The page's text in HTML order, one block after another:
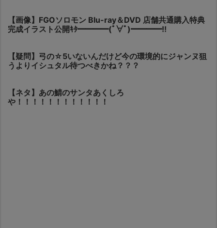
【画像】FGOソロモン Blu-ray＆DVD 店舗共通購入特典
完成イラスト公開ｷﾀ━━━━(ﾟ∀ﾟ)━━━━!!
【疑問】弓の☆5いないんだけど今の環境的にジャンヌ狙
うよりイシュタル待つべきかね？？？
【ネタ】あの鯖のサンタあくしろ
や！！！！！！！！！！！！